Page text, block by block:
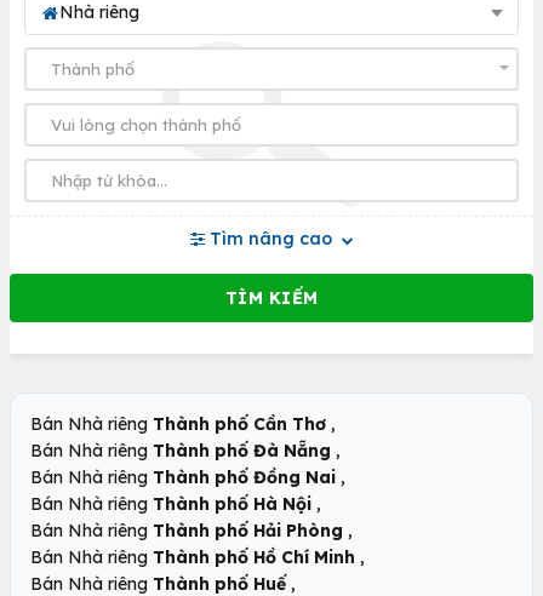
Nhà riêng
Tìm nâng cao
Bán Nhà riêng Thành phố Cần Thơ ,
Bán Nhà riêng Thành phố Đà Nẵng ,
Bán Nhà riêng Thành phố Đồng Nai ,
Bán Nhà riêng Thành phố Hà Nội ,
Bán Nhà riêng Thành phố Hải Phòng ,
Bán Nhà riêng Thành phố Hồ Chí Minh ,
Bán Nhà riêng Thành phố Huế ,